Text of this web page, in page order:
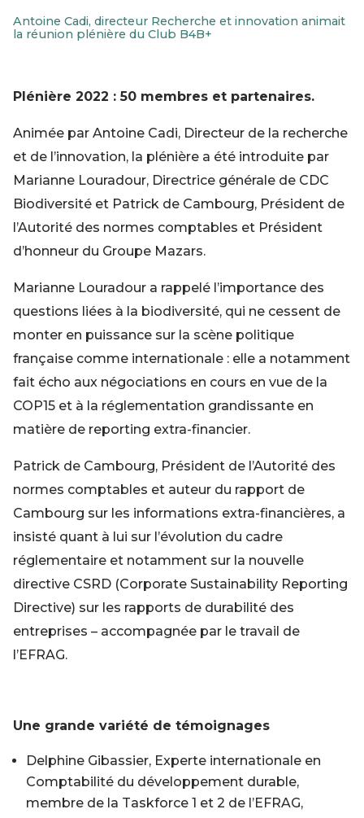
Antoine Cadi, directeur Recherche et innovation animait
la réunion plénière du Club B4B+
Plénière 2022 : 50 membres et partenaires.
Animée par Antoine Cadi, Directeur de la recherche
et de l’innovation, la plénière a été introduite par
Marianne Louradour, Directrice générale de CDC
Biodiversité et Patrick de Cambourg, Président de
l’Autorité des normes comptables et Président
d’honneur du Groupe Mazars.
Marianne Louradour a rappelé l’importance des
questions liées à la biodiversité, qui ne cessent de
monter en puissance sur la scène politique
française comme internationale : elle a notamment
fait écho aux négociations en cours en vue de la
COP15 et à la réglementation grandissante en
matière de reporting extra-financier.
Patrick de Cambourg, Président de l’Autorité des
normes comptables et auteur du rapport de
Cambourg sur les informations extra-financières, a
insisté quant à lui sur l’évolution du cadre
réglementaire et notamment sur la nouvelle
directive CSRD (Corporate Sustainability Reporting
Directive) sur les rapports de durabilité des
entreprises – accompagnée par le travail de
l’EFRAG.
Une grande variété de témoignages
Delphine Gibassier, Experte internationale en
Comptabilité du développement durable,
membre de la Taskforce 1 et 2 de l’EFRAG,